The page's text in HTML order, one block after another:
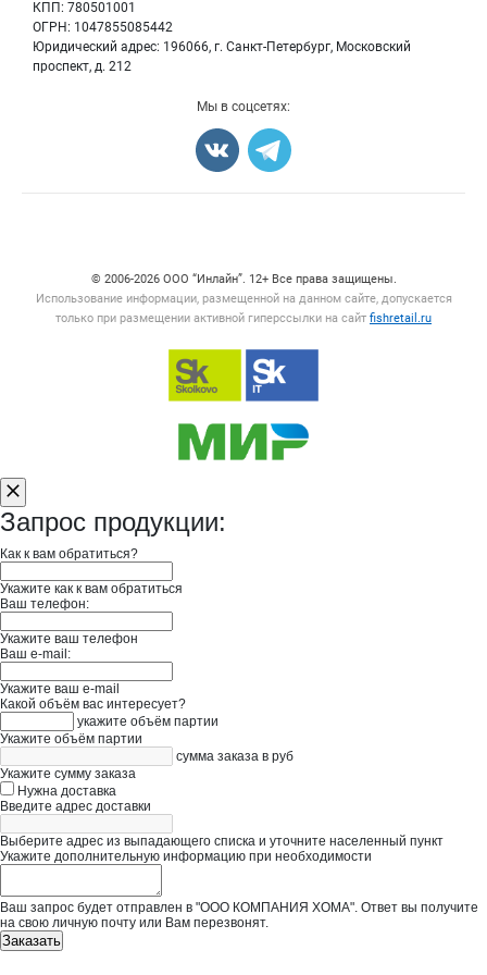
КПП: 780501001
ОГРН: 1047855085442
Юридический адрес: 196066, г. Санкт-Петербург, Московский
проспект, д. 212
Блог
Мы в соцсетях:
© 2006‑2026 ООО “Инлайн”. 12+ Все права защищены.
Использование информации, размещенной на данном сайте, допускается
только при размещении активной гиперссылки на сайт fishretail.ru
Запрос продукции:
Как к вам обратиться?
Укажите как к вам обратиться
Ваш телефон:
Укажите ваш телефон
Ваш e-mail:
Укажите ваш e-mail
Какой объём вас интересует?
укажите объём партии
Укажите объём партии
сумма заказа в руб
Укажите сумму заказа
Нужна доставка
Введите адрес доставки
Выберите адрес из выпадающего списка и уточните населенный пункт
Укажите дополнительную информацию при необходимости
Ваш запрос будет отправлен в "ООО КОМПАНИЯ ХОМА". Ответ вы получите
на свою личную почту или Вам перезвонят.
Заказать